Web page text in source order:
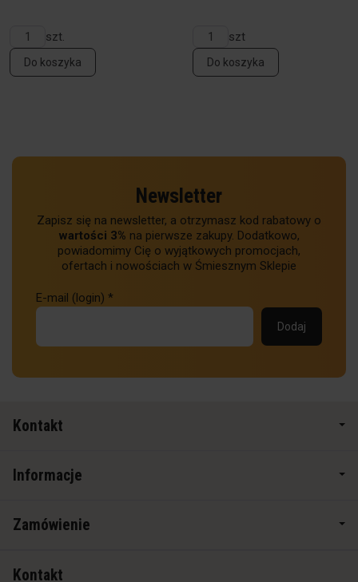
szt.
Do koszyka
szt
Do koszyka
Newsletter
Zapisz się na newsletter, a otrzymasz kod rabatowy o
wartości 3% na pierwsze zakupy. Dodatkowo,
powiadomimy Cię o wyjątkowych promocjach,
ofertach i nowościach w Śmiesznym Sklepie
E-mail (login) *
Kontakt
Informacje
Zamówienie
Kontakt